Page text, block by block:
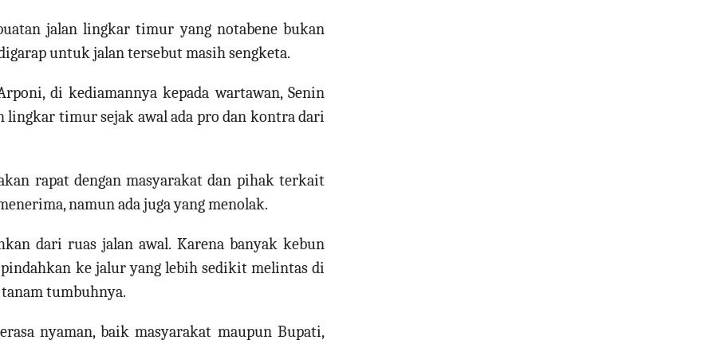
jalan lingkar timur yang notabene bukan
untuk jalan tersebut masih sengketa.
di kediamannya kepada wartawan, Senin
lingkar timur sejak awal ada pro dan kontra dari
rapat dengan masyarakat dan pihak terkait
namun ada juga yang menolak.
dari ruas jalan awal. Karena banyak kebun
ke jalur yang lebih sedikit melintas di
tumbuhnya.
nyaman, baik masyarakat maupun Bupati,